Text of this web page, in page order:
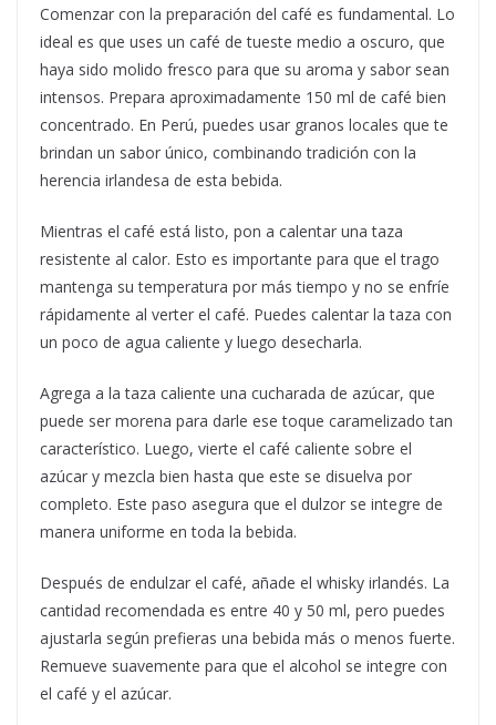
Comenzar con la preparación del café es fundamental. Lo
ideal es que uses un café de tueste medio a oscuro, que
haya sido molido fresco para que su aroma y sabor sean
intensos. Prepara aproximadamente 150 ml de café bien
concentrado. En Perú, puedes usar granos locales que te
brindan un sabor único, combinando tradición con la
herencia irlandesa de esta bebida.
Mientras el café está listo, pon a calentar una taza
resistente al calor. Esto es importante para que el trago
mantenga su temperatura por más tiempo y no se enfríe
rápidamente al verter el café. Puedes calentar la taza con
un poco de agua caliente y luego desecharla.
Agrega a la taza caliente una cucharada de azúcar, que
puede ser morena para darle ese toque caramelizado tan
característico. Luego, vierte el café caliente sobre el
azúcar y mezcla bien hasta que este se disuelva por
completo. Este paso asegura que el dulzor se integre de
manera uniforme en toda la bebida.
Después de endulzar el café, añade el whisky irlandés. La
cantidad recomendada es entre 40 y 50 ml, pero puedes
ajustarla según prefieras una bebida más o menos fuerte.
Remueve suavemente para que el alcohol se integre con
el café y el azúcar.